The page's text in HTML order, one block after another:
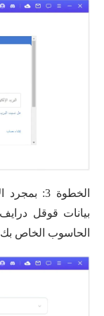
الخطوة 3:
بيانات قوقل
الحاسوب الخاص